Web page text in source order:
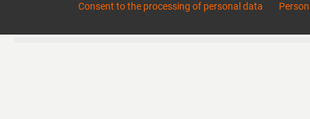
Consent to the processing of personal data